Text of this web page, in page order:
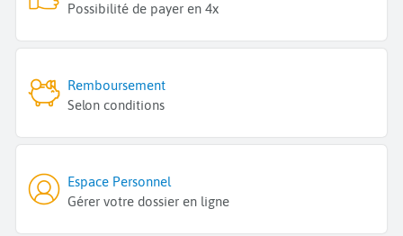
Possibilité de payer en 4x
Remboursement
Selon conditions
Espace Personnel
Gérer votre dossier en ligne